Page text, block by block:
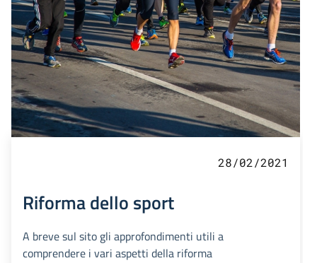
28/02/2021
Riforma dello sport
A breve sul sito gli approfondimenti utili a
comprendere i vari aspetti della riforma